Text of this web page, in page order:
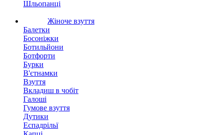
Шльопанці
Жіноче взуття
Балетки
Босоніжки
Ботильйони
Ботфорти
Бурки
В'єтнамки
Взуття
Вкладиш в чобіт
Галоші
Гумове взуття
Дутики
Еспадрільї